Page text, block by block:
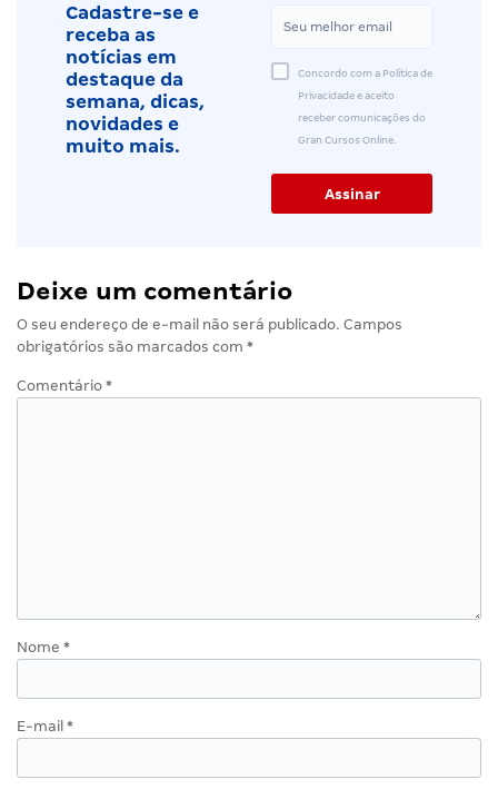
Cadastre-se e
receba as
notícias em
destaque da
semana, dicas,
novidades e
muito mais.
Concordo com a Política de
Privacidade e aceito
receber comunicações do
Gran Cursos Online.
Deixe um comentário
O seu endereço de e-mail não será publicado. Campos
obrigatórios são marcados com *
Comentário *
Nome *
E-mail *